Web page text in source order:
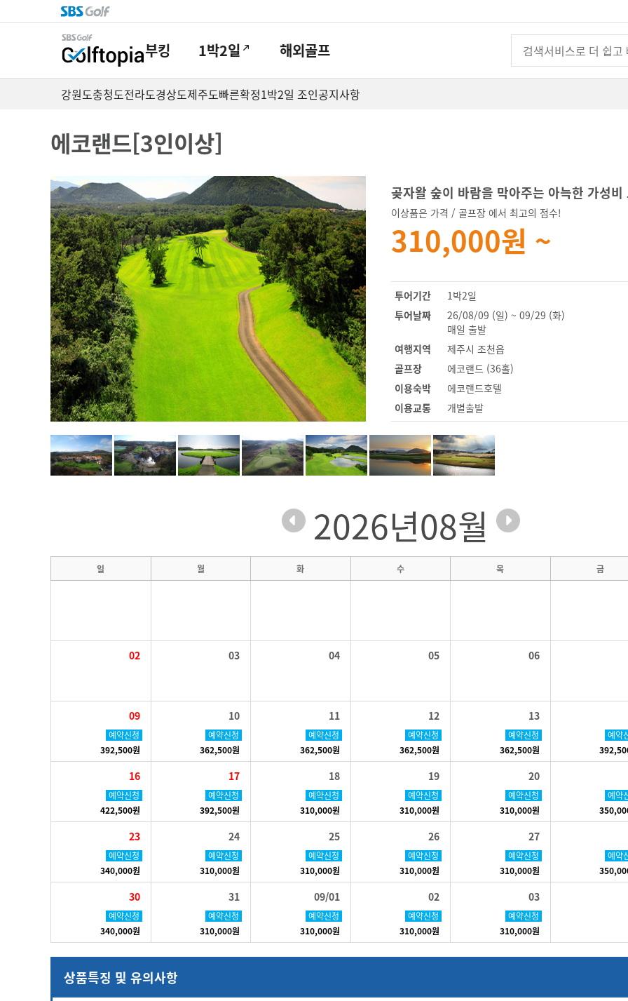
부킹 1박2일 해외골프
강원도충청도전라도경상도제주도빠른확정1박2일 조인공지사항
에코랜드[3인이상]
곶자왈 숲이 바람을 막아주는 아늑한 가성비
이상품은 가격 / 골프장 에서 최고의 점수!
310,000원 ~
투어기간
1박2일
투어날짜
26/08/09 (일) ~ 09/29 (화)
매일 출발
여행지역
제주시 조천읍
골프장
에코랜드 (36홀)
이용숙박
에코랜드호텔
이용교통
개별출발
2026년08월
일 월 화 수 목 금
02 03 04 05 06
09
예약신청
392,500원
10
예약신청
362,500원
11
예약신청
362,500원
12
예약신청
362,500원
13
예약신청
362,500원
예약
16
예약신청
422,500원
17
예약신청
392,500원
18
예약신청
310,000원
19
예약신청
310,000원
20
예약신청
310,000원
예약
23
예약신청
340,000원
24
예약신청
310,000원
25
예약신청
310,000원
26
예약신청
310,000원
27
예약신청
310,000원
예약
30
예약신청
340,000원
31
예약신청
310,000원
09/01
예약신청
310,000원
02
예약신청
310,000원
03
예약신청
310,000원
상품특징 및 유의사항